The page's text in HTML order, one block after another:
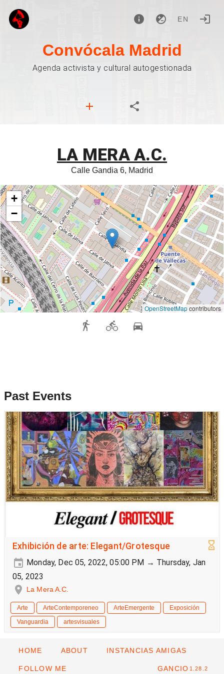
EN
Convócala Madrid
Agenda activista y cultural autogestionada
LA MERA A.C.
Calle Gandia 6, Madrid
+
−
OpenStreetMapcontributors
Past Events
Exhibición de arte: Elegant/Grotesque
Monday, Dec 05, 2022, 05:00 PM → Thursday, Jan
05, 2023
La Mera A.C.
Arte ArteContemporeneo ArteEmergente
Exposición
Vanguardia
artesvisuales
HOME ABOUT INSTANCIAS AMIGAS
FOLLOW ME GANCIO 1.28.2